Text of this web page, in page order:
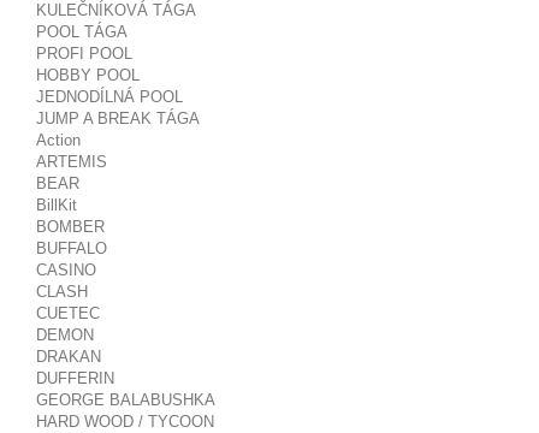
KULEČNÍKOVÁ TÁGA
POOL TÁGA
PROFI POOL
HOBBY POOL
JEDNODÍLNÁ POOL
JUMP A BREAK TÁGA
Action
ARTEMIS
BEAR
BillKit
BOMBER
BUFFALO
CASINO
CLASH
CUETEC
DEMON
DRAKAN
DUFFERIN
GEORGE BALABUSHKA
HARD WOOD / TYCOON